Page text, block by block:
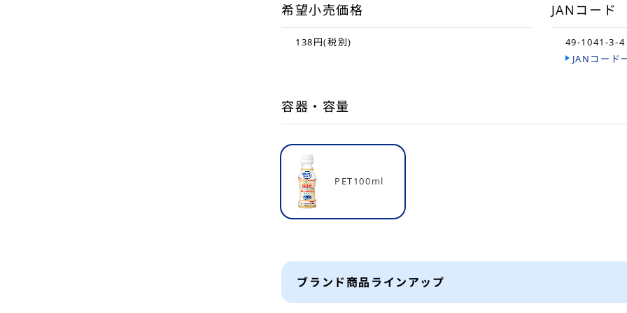
希望小売価格
138円(税別)
JANコード
49-1041-3-4
JANコード
容器・容量
PET100ml
ブランド商品ラインアップ